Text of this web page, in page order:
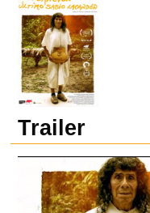
Trailer